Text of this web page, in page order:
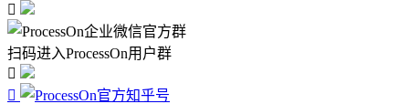

扫码进入ProcessOn用户群

